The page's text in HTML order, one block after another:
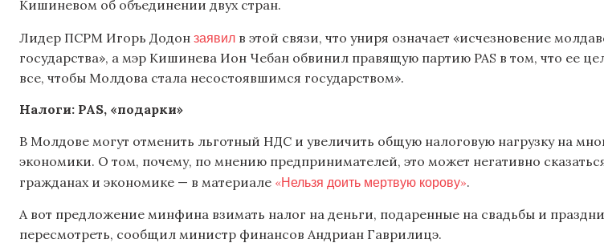
Кишиневом об объединении двух стран.
Лидер ПСРМ Игорь Додон заявил в этой связи, что униря означает «исчезновение
государства», а мэр Кишинева Ион Чебан обвинил правящую партию PAS в том, что ее
все, чтобы Молдова стала несостоявшимся государством».
Налоги: PAS, «подарки»
В Молдове могут отменить льготный НДС и увеличить общую налоговую нагрузку на
экономики. О том, почему, по мнению предпринимателей, это может негативно
гражданах и экономике — в материале «Нельзя доить мертвую корову».
А вот предложение минфина взимать налог на деньги, подаренные на свадьбы и
пересмотреть, сообщил министр финансов Андриан Гаврилицэ.